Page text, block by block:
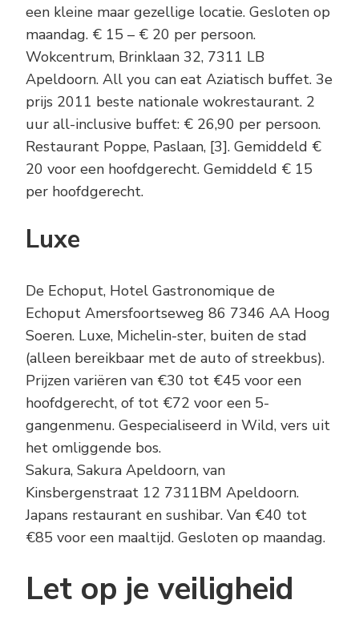
een kleine maar gezellige locatie. Gesloten op
maandag. € 15 – € 20 per persoon.
Wokcentrum, Brinklaan 32, 7311 LB
Apeldoorn. All you can eat Aziatisch buffet. 3e
prijs 2011 beste nationale wokrestaurant. 2
uur all-inclusive buffet: € 26,90 per persoon.
Restaurant Poppe, Paslaan, [3]. Gemiddeld €
20 voor een hoofdgerecht. Gemiddeld € 15
per hoofdgerecht.
Luxe
De Echoput, Hotel Gastronomique de
Echoput Amersfoortseweg 86 7346 AA Hoog
Soeren. Luxe, Michelin-ster, buiten de stad
(alleen bereikbaar met de auto of streekbus).
Prijzen variëren van €30 tot €45 voor een
hoofdgerecht, of tot €72 voor een 5-
gangenmenu. Gespecialiseerd in Wild, vers uit
het omliggende bos.
Sakura, Sakura Apeldoorn, van
Kinsbergenstraat 12 7311BM Apeldoorn.
Japans restaurant en sushibar. Van €40 tot
€85 voor een maaltijd. Gesloten op maandag.
Let op je veiligheid